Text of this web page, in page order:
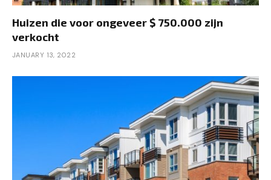
Huizen die voor ongeveer $ 750.000 zijn
verkocht
JANUARY 13, 2022